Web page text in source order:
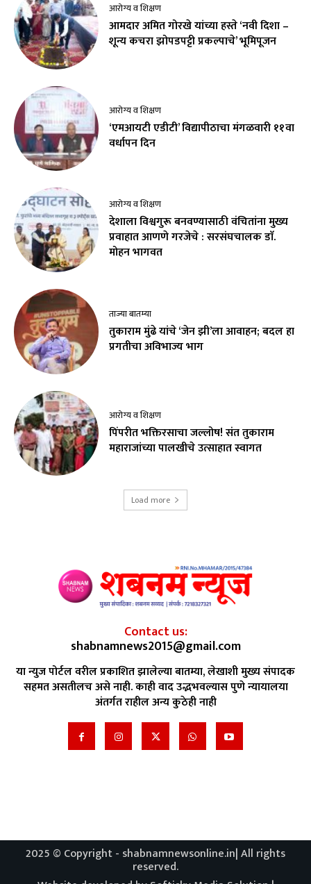
आरोग्य व शिक्षण
आमदार अमित गोरखे यांच्या हस्ते ‘नवी दिशा –
शून्य कचरा झोपडपट्टी प्रकल्पाचे’ भूमिपूजन
आरोग्य व शिक्षण
‘एमआयटी एडीटी’ विद्यापीठाचा मंगळवारी ११वा
वर्धापन दिन
आरोग्य व शिक्षण
देशाला विश्वगुरू बनवण्यासाठी वंचितांना मुख्य
प्रवाहात आणणे गरजेचे : सरसंघचालक डाॅ.
मोहन भागवत
ताज्या बातम्या
तुकाराम मुंढे यांचे ‘जेन झी’ला आवाहन; बदल हा
प्रगतीचा अविभाज्य भाग
आरोग्य व शिक्षण
पिंपरीत भक्तिरसाचा जल्लोष! संत तुकाराम
महाराजांच्या पालखीचे उत्साहात स्वागत
Load more
Contact us:
shabnamnews2015@gmail.com
या न्युज पोर्टल वरील प्रकाशित झालेल्या बातम्या, लेखाशी मुख्य संपादक
सहमत असतीलच असे नाही. काही वाद उद्भभवल्यास पुणे न्यायालया
अंतर्गत राहील अन्य कुठेही नाही
2025 © Copyright - shabnamnewsonline.in| All rights
reserved.